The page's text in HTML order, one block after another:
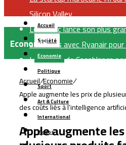
Silicon Valley
Le Maroc lance son plus
aériennes avec Ryanair
La Bourse de Casablanca
à 35 %
LabelVie lève 500 millions
obligataire pour financer sa
TGCC décroche le marché
Tessema à Casablanca pour
Accueil
Société
Economie
Politique
Sport
Art & Culture
International
Vidéos
Economie
Accueil/Economie/
Apple augmente les prix de
des coûts liés à l’intelligence
Apple augmente